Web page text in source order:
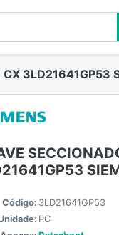
3LD21641GP53
Código: 3LD21641GP53
PC